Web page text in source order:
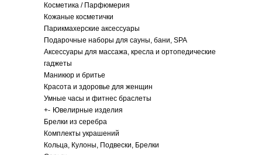
Косметика / Парфюмерия
Кожаные косметички
Парикмахерские аксессуары
Подарочные наборы для сауны, бани, SPA
Аксессуары для массажа, кресла и ортопедические
гаджеты
Маникюр и бритье
Красота и здоровье для женщин
Умные часы и фитнес браслеты
+- Ювелирные изделия
Брелки из серебра
Комплекты украшений
Кольца, Кулоны, Подвески, Брелки